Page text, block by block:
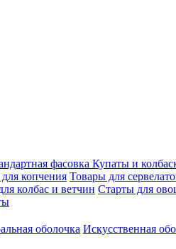
фасовка Купаты и
копчения Товары для
колбас и ветчин Старты для
оболочка Искусственная